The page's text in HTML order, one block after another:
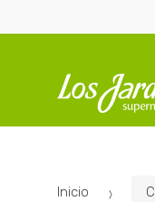
Inicio